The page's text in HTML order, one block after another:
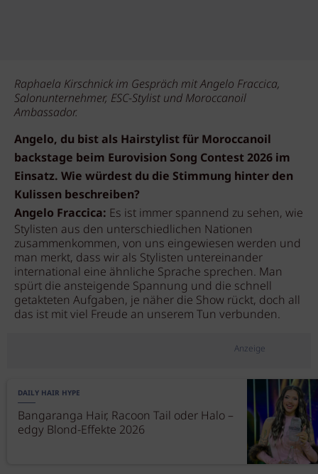
Raphaela Kirschnick im Gespräch mit Angelo Fraccica,
Salonunternehmer, ESC-Stylist und Moroccanoil
Ambassador.
Angelo, du bist als Hairstylist für Moroccanoil
backstage beim Eurovision Song Contest 2026 im
Einsatz. Wie würdest du die Stimmung hinter den
Kulissen beschreiben?
Angelo Fraccica: Es ist immer spannend zu sehen, wie
Stylisten aus den unterschiedlichen Nationen
zusammenkommen, von uns eingewiesen werden und
man merkt, dass wir als Stylisten untereinander
international eine ähnliche Sprache sprechen. Man
spürt die ansteigende Spannung und die schnell
getakteten Aufgaben, je näher die Show rückt, doch all
das ist mit viel Freude an unserem Tun verbunden.
Anzeige
DAILY HAIR HYPE
Bangaranga Hair, Racoon Tail oder Halo –
edgy Blond-Effekte 2026